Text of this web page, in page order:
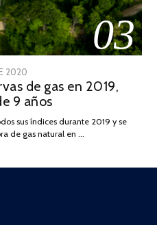
03
2020
DE
JULIO
2025
de gas en 2019,
9 años
sus índices durante 2019 y se
de gas natural en …